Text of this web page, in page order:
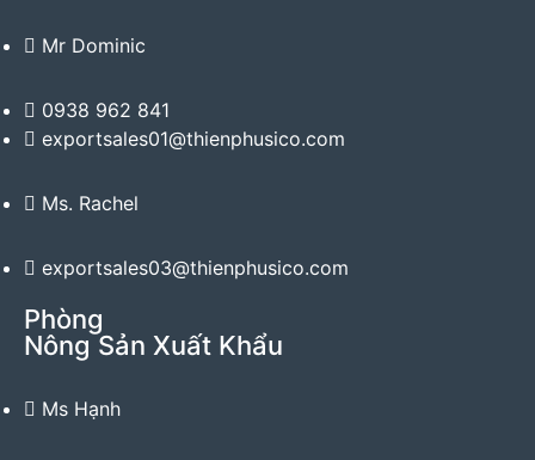
Mr Dominic
0938 962 841
exportsales01@thienphusico.com
Ms. Rachel
exportsales03@thienphusico.com
Phòng
Nông Sản Xuất Khẩu
Ms Hạnh